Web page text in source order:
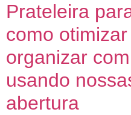
Prateleira
como
organizar
usando
abertura